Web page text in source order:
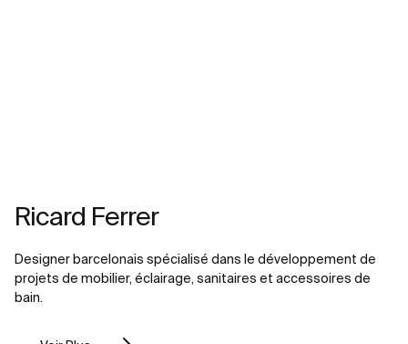
Ricard Ferrer
Designer barcelonais spécialisé dans le développement de
projets de mobilier, éclairage, sanitaires et accessoires de
bain.